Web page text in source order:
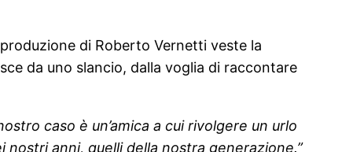
di Roberto Vernetti veste la
da uno slancio, dalla voglia di raccontare
caso è un’amica a cui rivolgere un urlo
anni, quelli della nostra generazione.”